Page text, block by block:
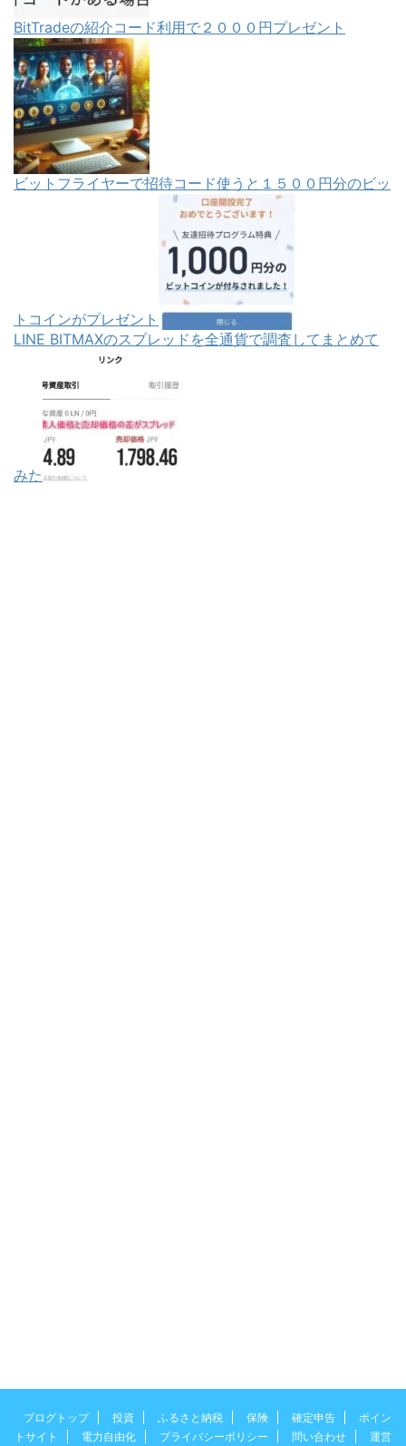
BitTradeの紹介コード利用で２０００円プレゼント
ビットフライヤーで招待コード使うと１５００円分のビッ
トコインがプレゼント
LINE BITMAXのスプレッドを全通貨で調査してまとめて
みた
ブログトップ 投資 ふるさと納税 保険 確定申告
ポイン
トサイト
電力自由化 プライバシーポリシー 問い合わせ 運営